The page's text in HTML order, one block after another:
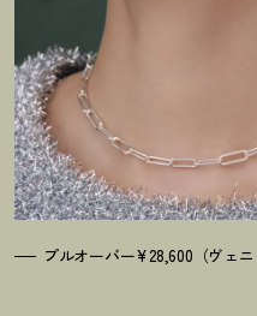
プルオーバー¥28,600（ヴェ